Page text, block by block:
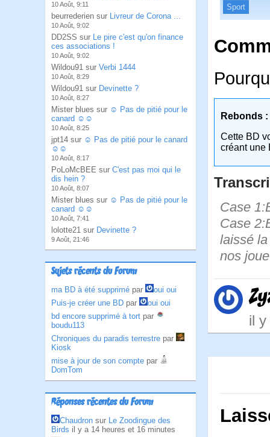
10 Août, 9:11
beurrederien sur Livreur de Corona ...
10 Août, 9:02
DD2SS sur Le pire c'est qu'on finance
ces associations !
10 Août, 9:02
Wildou91 sur Verbi 1444
10 Août, 8:29
Wildou91 sur Devinette ?
10 Août, 8:27
Mister blues sur ☺ Pas de pitié pour le
canard ☺☺
10 Août, 8:25
jpt14 sur ☺ Pas de pitié pour le canard
☺☺
10 Août, 8:17
PoLoMcBEE sur C'est pas moi qui le
dis hein ?
10 Août, 8:07
Mister blues sur ☺ Pas de pitié pour le
canard ☺☺
10 Août, 7:41
lolotte21 sur Devinette ?
9 Août, 21:46
Sujets récents du Forum
ma BD à été supprimé par
oui oui
Puis-je créer une BD par
oui oui
bd encore supprimé à tort par
boudu113
Chroniques du paradis terrestre par
Kiosk
mise à jour de son compte par
DomTom
Réponses récentes du Forum
Chaudron sur Le Zoodingue des
Birds il y a 14 heures et 16 minutes
Sport
Rebonds :
Cette BD
créant une
Case
Case
laissé
nos
il y